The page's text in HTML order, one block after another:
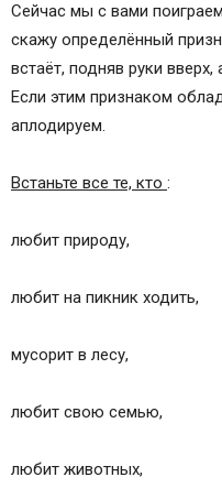
Сейчас мы с вами
скажу определённый
встаёт, подняв руки
Если этим признаком
аплодируем.
Встаньте все те, кто :
любит природу,
любит на пикник ходить,
мусорит в лесу,
любит свою семью,
любит животных,